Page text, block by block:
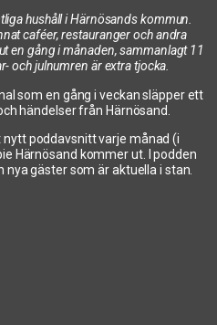
hushåll i Härnösands kommun.
caféer, restauranger och andra
en gång i månaden, sammanlagt 11
och julnumren är extra tjocka.
som en gång i veckan släpper ett
händelser från Härnösand.
nytt poddavsnitt varje månad (i
Härnösand kommer ut. I podden
gäster som är aktuella i stan.